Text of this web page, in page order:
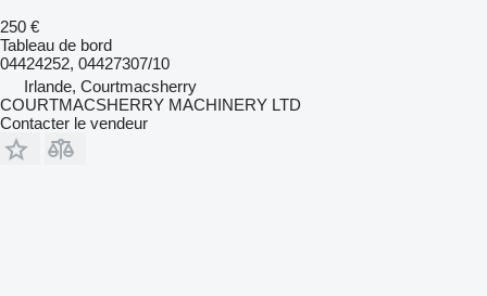
250 €
Tableau de bord
04424252, 04427307/10
Irlande, Courtmacsherry
COURTMACSHERRY MACHINERY LTD
Contacter le vendeur